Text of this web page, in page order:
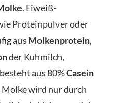
. Eiweiß-
Proteinpulver oder
aus Molkenprotein,
der Kuhmilch,
aus 80%Casein
Molke wird nur durch